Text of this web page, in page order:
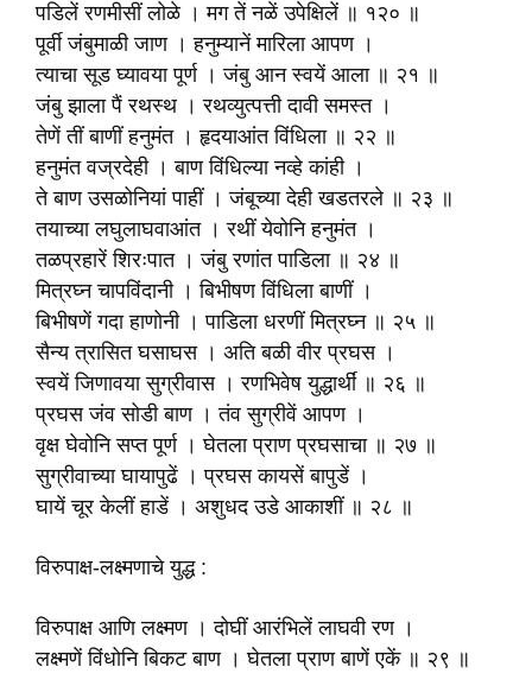
पडिलें रणमीसीं लोळे । मग तें नळें उपेक्षिलें ॥ १२० ॥
पूर्वी जंबुमाळी जाण । हनुम्यानें मारिला आपण ।
त्याचा सूड घ्यावया पूर्ण । जंबु आन स्वयें आला ॥ २१ ॥
जंबु झाला पैं रथस्थ । रथव्युत्पत्ती दावी समस्त ।
तेणें तीं बाणीं हनुमंत । हृदयाआंत विंधिला ॥ २२ ॥
हनुमंत वज्रदेही । बाण विंधिल्या नव्हे कांही ।
ते बाण उसळोनियां पाहीं । जंबूच्या देही खडतरले ॥ २३ ॥
तयाच्या लघुलाघवाआंत । रथीं येवोनि हनुमंत ।
तळप्रहारें शिरःपात । जंबु रणांत पाडिला ॥ २४ ॥
मित्रघ्न चापविंदानी । बिभीषण विंधिला बाणीं ।
बिभीषणें गदा हाणोनी । पाडिला धरणीं मित्रघ्न ॥ २५ ॥
सैन्य त्रासित घसाघस । अति बळी वीर प्रघस ।
स्वयें जिणावया सुग्रीवास । रणभिवेष युद्धार्थीं ॥ २६ ॥
प्रघस जंव सोडी बाण । तंव सुग्रीवें आपण ।
वृक्ष घेवोनि सप्त पूर्ण । घेतला प्राण प्रघसाचा ॥ २७ ॥
सुग्रीवाच्या घायापुढें । प्रघस कायसें बापुडें ।
घायें चूर केलीं हाडें । अशुधद उडे आकाशीं ॥ २८ ॥
विरुपाक्ष-लक्ष्मणाचे युद्ध :
विरुपाक्ष आणि लक्ष्मण । दोघीं आरंभिलें लाघवी रण ।
लक्ष्मणें विंधोनि बिकट बाण । घेतला प्राण बाणें एकें ॥ २९ ॥